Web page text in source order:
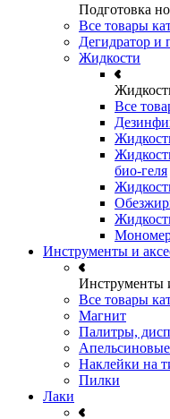
Подготовка
Все товары
Дегидратор и
Жидкости
Все
био-геля
Инструменты и
Инструменты
Все товары
Магнит
Палитры,
Наклейки на
Пилки
Лаки